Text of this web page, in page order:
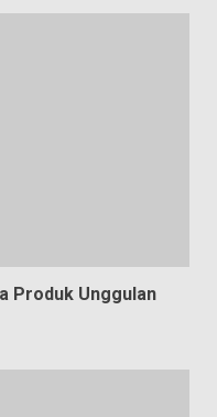
Produk Unggulan